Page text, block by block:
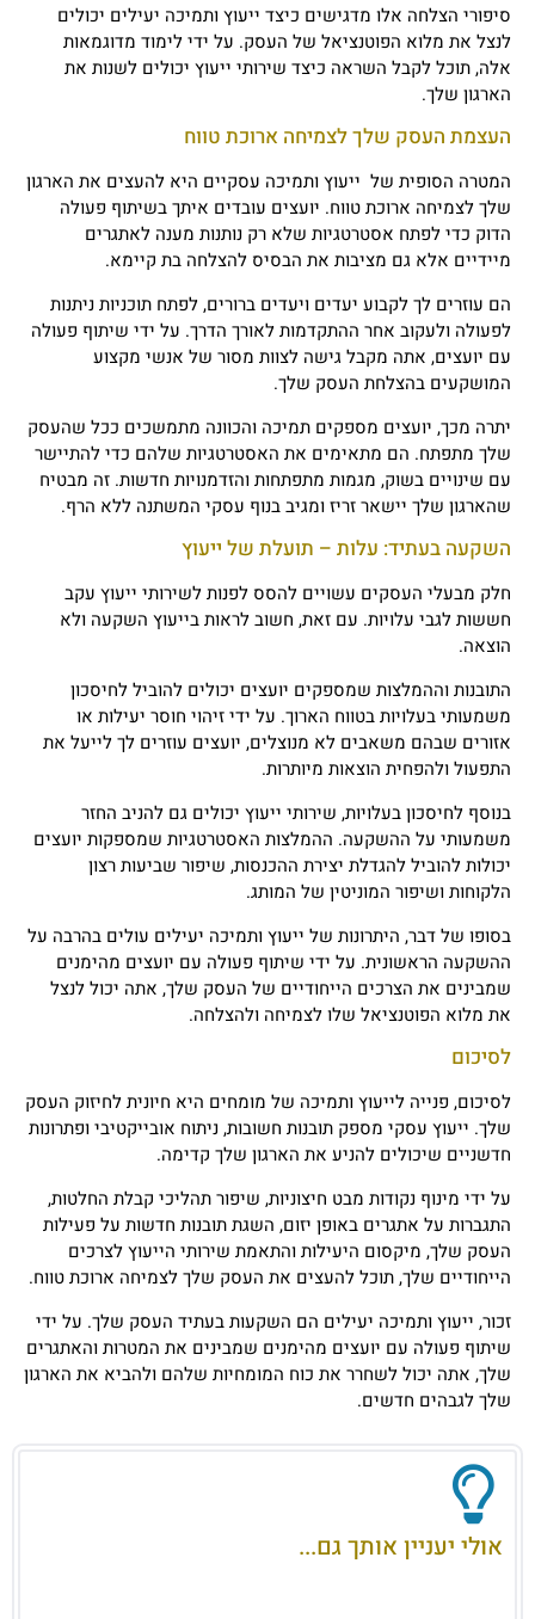
סיפורי הצלחה אלו מדגישים כיצד ייעוץ ותמיכה יעילים יכולים
לנצל את מלוא הפוטנציאל של העסק. על ידי לימוד מדוגמאות
אלה, תוכל לקבל השראה כיצד שירותי ייעוץ יכולים לשנות את
הארגון שלך.
העצמת העסק שלך לצמיחה ארוכת טווח
המטרה הסופית של ייעוץ ותמיכה עסקיים היא להעצים את הארגון
שלך לצמיחה ארוכת טווח. יועצים עובדים איתך בשיתוף פעולה
הדוק כדי לפתח אסטרטגיות שלא רק נותנות מענה לאתגרים
מיידיים אלא גם מציבות את הבסיס להצלחה בת קיימא.
הם עוזרים לך לקבוע יעדים ויעדים ברורים, לפתח תוכניות ניתנות
לפעולה ולעקוב אחר ההתקדמות לאורך הדרך. על ידי שיתוף פעולה
עם יועצים, אתה מקבל גישה לצוות מסור של אנשי מקצוע
המושקעים בהצלחת העסק שלך.
יתרה מכך, יועצים מספקים תמיכה והכוונה מתמשכים ככל שהעסק
שלך מתפתח. הם מתאימים את האסטרטגיות שלהם כדי להתיישר
עם שינויים בשוק, מגמות מתפתחות והזדמנויות חדשות. זה מבטיח
שהארגון שלך יישאר זריז ומגיב בנוף עסקי המשתנה ללא הרף.
השקעה בעתיד: עלות – תועלת של ייעוץ
חלק מבעלי העסקים עשויים להסס לפנות לשירותי ייעוץ עקב
חששות לגבי עלויות. עם זאת, חשוב לראות בייעוץ השקעה ולא
הוצאה.
התובנות וההמלצות שמספקים יועצים יכולים להוביל לחיסכון
משמעותי בעלויות בטווח הארוך. על ידי זיהוי חוסר יעילות או
אזורים שבהם משאבים לא מנוצלים, יועצים עוזרים לך לייעל את
התפעול ולהפחית הוצאות מיותרות.
בנוסף לחיסכון בעלויות, שירותי ייעוץ יכולים גם להניב החזר
משמעותי על ההשקעה. ההמלצות האסטרטגיות שמספקות יועצים
יכולות להוביל להגדלת יצירת ההכנסות, שיפור שביעות רצון
הלקוחות ושיפור המוניטין של המותג.
בסופו של דבר, היתרונות של ייעוץ ותמיכה יעילים עולים בהרבה על
ההשקעה הראשונית. על ידי שיתוף פעולה עם יועצים מהימנים
שמבינים את הצרכים הייחודיים של העסק שלך, אתה יכול לנצל
את מלוא הפוטנציאל שלו לצמיחה ולהצלחה.
לסיכום
לסיכום, פנייה לייעוץ ותמיכה של מומחים היא חיונית לחיזוק העסק
שלך. ייעוץ עסקי מספק תובנות חשובות, ניתוח אובייקטיבי ופתרונות
חדשניים שיכולים להניע את הארגון שלך קדימה.
על ידי מינוף נקודות מבט חיצוניות, שיפור תהליכי קבלת החלטות,
התגברות על אתגרים באופן יזום, השגת תובנות חדשות על פעילות
העסק שלך, מיקסום היעילות והתאמת שירותי הייעוץ לצרכים
הייחודיים שלך, תוכל להעצים את העסק שלך לצמיחה ארוכת טווח.
זכור, ייעוץ ותמיכה יעילים הם השקעות בעתיד העסק שלך. על ידי
שיתוף פעולה עם יועצים מהימנים שמבינים את המטרות והאתגרים
שלך, אתה יכול לשחרר את כוח המומחיות שלהם ולהביא את הארגון
שלך לגבהים חדשים.
אולי יעניין אותך גם...